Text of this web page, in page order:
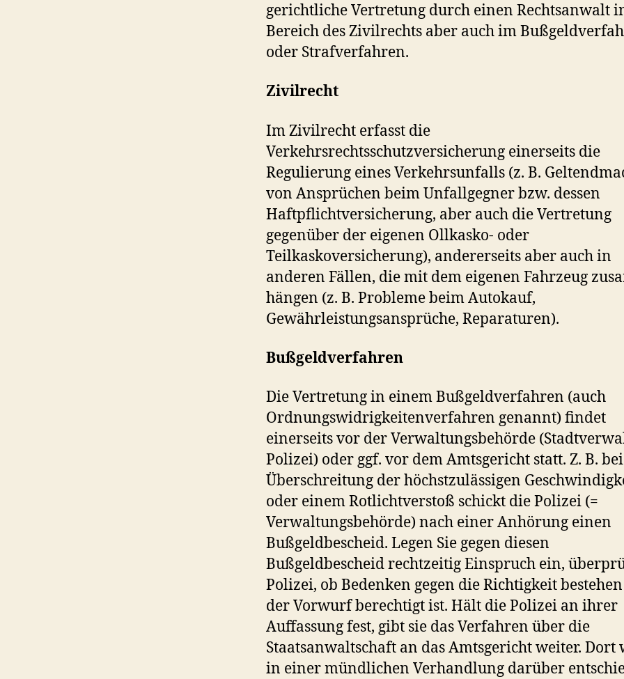
gerichtliche Vertretung durch einen Rechtsanwalt
Bereich des Zivilrechts aber auch im
oder Strafverfahren.
Zivilrecht
Im Zivilrecht erfasst die
Verkehrsrechtsschutzversicherung einerseits die
Regulierung eines Verkehrsunfalls (z. B.
von Ansprüchen beim Unfallgegner bzw. dessen
Haftpflichtversicherung, aber auch die Vertretung
gegenüber der eigenen Ollkasko- oder
Teilkaskoversicherung), andererseits aber auch in
anderen Fällen, die mit dem eigenen Fahrzeug
hängen (z. B. Probleme beim Autokauf,
Gewährleistungsansprüche, Reparaturen).
Bußgeldverfahren
Die Vertretung in einem Bußgeldverfahren (auch
Ordnungswidrigkeitenverfahren genannt) findet
einerseits vor der Verwaltungsbehörde
Polizei) oder ggf. vor dem Amtsgericht statt. Z. B.
Überschreitung der höchstzulässigen
oder einem Rotlichtverstoß schickt die Polizei (=
Verwaltungsbehörde) nach einer Anhörung einen
Bußgeldbescheid. Legen Sie gegen diesen
Bußgeldbescheid rechtzeitig Einspruch ein,
Polizei, ob Bedenken gegen die Richtigkeit
der Vorwurf berechtigt ist. Hält die Polizei an ihrer
Auffassung fest, gibt sie das Verfahren über die
Staatsanwaltschaft an das Amtsgericht weiter. Dort
in einer mündlichen Verhandlung darüber